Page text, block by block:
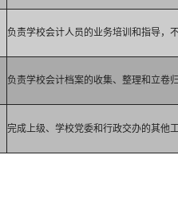
负责学校会计人员的业务培训和指导，
负责学校会计档案的收集、整理和立卷
完成上级、学校党委和行政交办的其他